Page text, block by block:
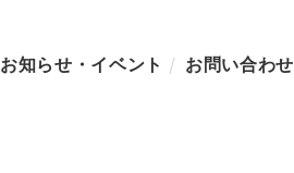
お知らせ・イベント お問い合わせ